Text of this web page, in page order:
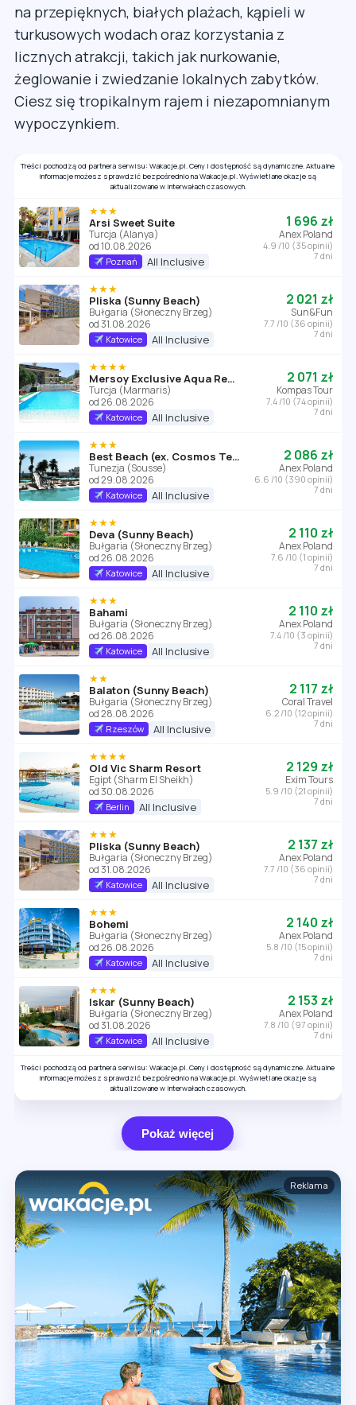
na przepięknych, białych plażach, kąpieli w
turkusowych wodach oraz korzystania z
licznych atrakcji, takich jak nurkowanie,
żeglowanie i zwiedzanie lokalnych zabytków.
Ciesz się tropikalnym rajem i niezapomnianym
wypoczynkiem.
Treści pochodzą od partnera serwisu: Wakacje.pl. Ceny i dostępność są dynamiczne. Aktualne
informacje możesz sprawdzić bezpośrednio na Wakacje.pl. Wyświetlane okazje są
aktualizowane w interwałach czasowych.
★★★
Arsi Sweet Suite
Turcja (Alanya)
od 10.08.2026
Poznań All Inclusive
1 696 zł
Anex Poland
4.9 /10 (35 opinii)
7 dni
★★★
Pliska (Sunny Beach)
Bułgaria (Słoneczny Brzeg)
od 31.08.2026
Katowice All Inclusive
2 021 zł
Sun&Fun
7.7 /10 (36 opinii)
7 dni
★★★★
Mersoy Exclusive Aqua Resort
Turcja (Marmaris)
od 26.08.2026
Katowice All Inclusive
2 071 zł
Kompas Tour
7.4 /10 (74 opinii)
7 dni
★★★
Best Beach (ex. Cosmos Tergui Club)
Tunezja (Sousse)
od 29.08.2026
Katowice All Inclusive
2 086 zł
Anex Poland
6.6 /10 (390 opinii)
7 dni
★★★
Deva (Sunny Beach)
Bułgaria (Słoneczny Brzeg)
od 26.08.2026
Katowice All Inclusive
2 110 zł
Anex Poland
7.6 /10 (1 opinii)
7 dni
★★★
Bahami
Bułgaria (Słoneczny Brzeg)
od 26.08.2026
Katowice All Inclusive
2 110 zł
Anex Poland
7.4 /10 (3 opinii)
7 dni
★★
Balaton (Sunny Beach)
Bułgaria (Słoneczny Brzeg)
od 28.08.2026
Rzeszów All Inclusive
2 117 zł
Coral Travel
6.2 /10 (12 opinii)
7 dni
★★★★
Old Vic Sharm Resort
Egipt (Sharm El Sheikh)
od 30.08.2026
Berlin All Inclusive
2 129 zł
Exim Tours
5.9 /10 (21 opinii)
7 dni
★★★
Pliska (Sunny Beach)
Bułgaria (Słoneczny Brzeg)
od 31.08.2026
Katowice All Inclusive
2 137 zł
Anex Poland
7.7 /10 (36 opinii)
7 dni
★★★
Bohemi
Bułgaria (Słoneczny Brzeg)
od 26.08.2026
Katowice All Inclusive
2 140 zł
Anex Poland
5.8 /10 (15 opinii)
7 dni
★★★
Iskar (Sunny Beach)
Bułgaria (Słoneczny Brzeg)
od 31.08.2026
Katowice All Inclusive
2 153 zł
Anex Poland
7.8 /10 (97 opinii)
7 dni
Treści pochodzą od partnera serwisu: Wakacje.pl. Ceny i dostępność są dynamiczne. Aktualne
informacje możesz sprawdzić bezpośrednio na Wakacje.pl. Wyświetlane okazje są
aktualizowane w interwałach czasowych.
Pokaż więcej
Reklama